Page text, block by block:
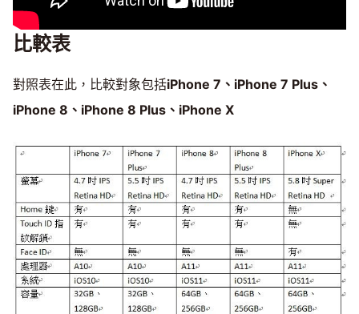
比較表
對照表在此，比較對象包括iPhone 7、iPhone 7 Plus、
iPhone 8、iPhone 8 Plus、iPhone X